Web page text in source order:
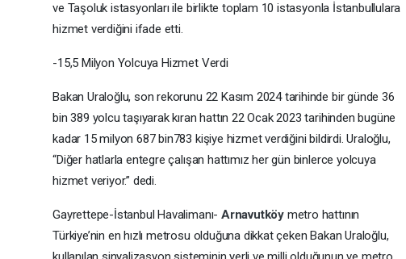
ve Taşoluk istasyonları ile birlikte toplam 10 istasyonla İstanbullulara
hizmet verdiğini ifade etti.
-15,5 Milyon Yolcuya Hizmet Verdi
Bakan Uraloğlu, son rekorunu 22 Kasım 2024 tarihinde bir günde 36
bin 389 yolcu taşıyarak kıran hattın 22 Ocak 2023 tarihinden bugüne
kadar 15 milyon 687 bin783 kişiye hizmet verdiğini bildirdi. Uraloğlu,
“Diğer hatlarla entegre çalışan hattımız her gün binlerce yolcuya
hizmet veriyor.” dedi.
Gayrettepe-İstanbul Havalimanı- Arnavutköy metro hattının
Türkiye’nin en hızlı metrosu olduğuna dikkat çeken Bakan Uraloğlu,